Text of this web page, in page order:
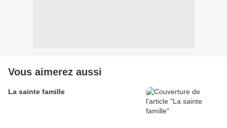
Vous aimerez aussi
La sainte famille